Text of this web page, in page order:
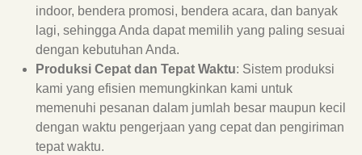
indoor, bendera promosi, bendera acara, dan banyak
lagi, sehingga Anda dapat memilih yang paling sesuai
dengan kebutuhan Anda.
Produksi Cepat dan Tepat Waktu: Sistem produksi
kami yang efisien memungkinkan kami untuk
memenuhi pesanan dalam jumlah besar maupun kecil
dengan waktu pengerjaan yang cepat dan pengiriman
tepat waktu.